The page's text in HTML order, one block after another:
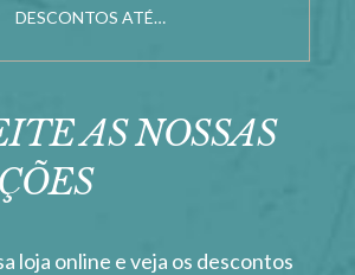
DESCONTOS ATÉ…
AS NOSSAS
loja online e veja os descontos